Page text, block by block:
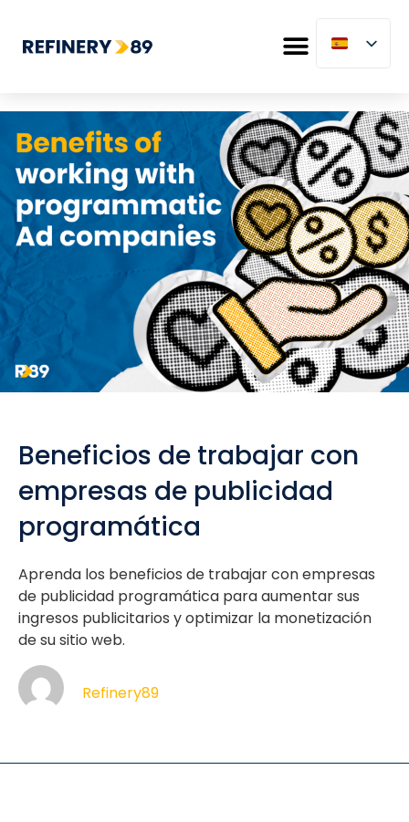
Beneficios de trabajar con
empresas de publicidad
programática
Aprenda los beneficios de trabajar con empresas
de publicidad programática para aumentar sus
ingresos publicitarios y optimizar la monetización
de su sitio web.
Refinery89